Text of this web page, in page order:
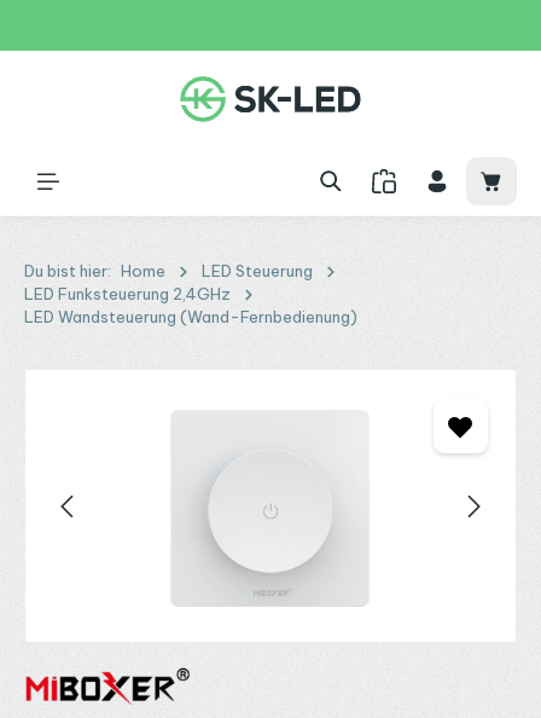
Du bist hier: Home
LED Steuerung
LED Funksteuerung 2,4GHz
LED Wandsteuerung (Wand-Fernbedienung)